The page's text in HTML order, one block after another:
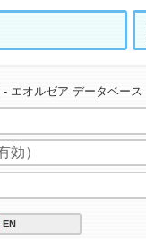
- エオルゼア データベース
EN